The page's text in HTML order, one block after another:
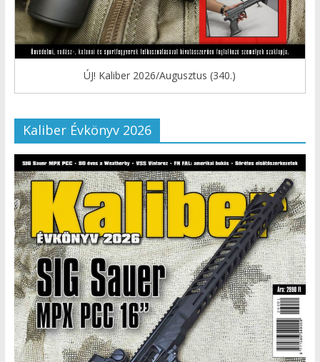
ÚJ! Kaliber 2026/Augusztus (340.)
Kaliber Évkönyv 2026